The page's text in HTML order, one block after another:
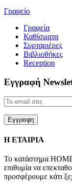
Γραφείο
Γραφεία
Καθίσματα
Συρταριέρες
Βιβλιοθήκες
Reception
Εγγραφή
Εγγραφη
Η ΕΤΑΙΡΙΑ
Το κατάστημα ΗΟΜΕ
επιθυμία να
προσφέρουμε κάτι